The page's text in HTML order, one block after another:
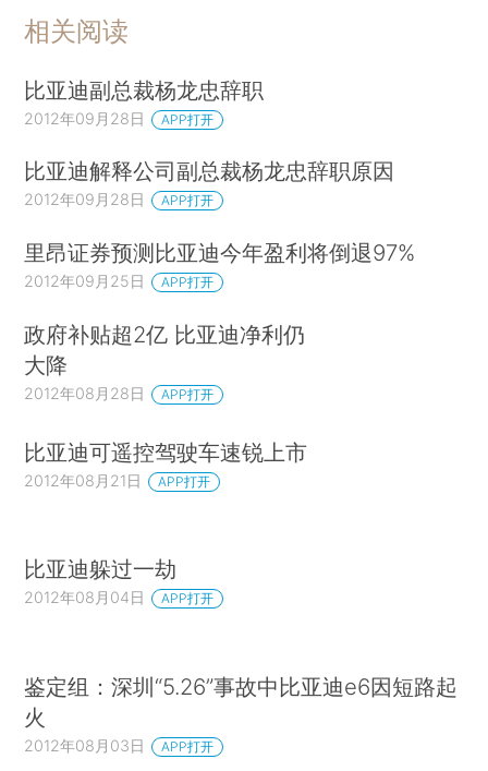
相关阅读
比亚迪副总裁杨龙忠辞职
2012年09月28日 APP打开
比亚迪解释公司副总裁杨龙忠辞职原因
2012年09月28日 APP打开
里昂证券预测比亚迪今年盈利将倒退97%
2012年09月25日 APP打开
政府补贴超2亿 比亚迪净利仍
大降
2012年08月28日 APP打开
比亚迪可遥控驾驶车速锐上市
2012年08月21日 APP打开
比亚迪躲过一劫
2012年08月04日 APP打开
鉴定组：深圳“5.26”事故中比亚迪e6因短路起
火
2012年08月03日 APP打开